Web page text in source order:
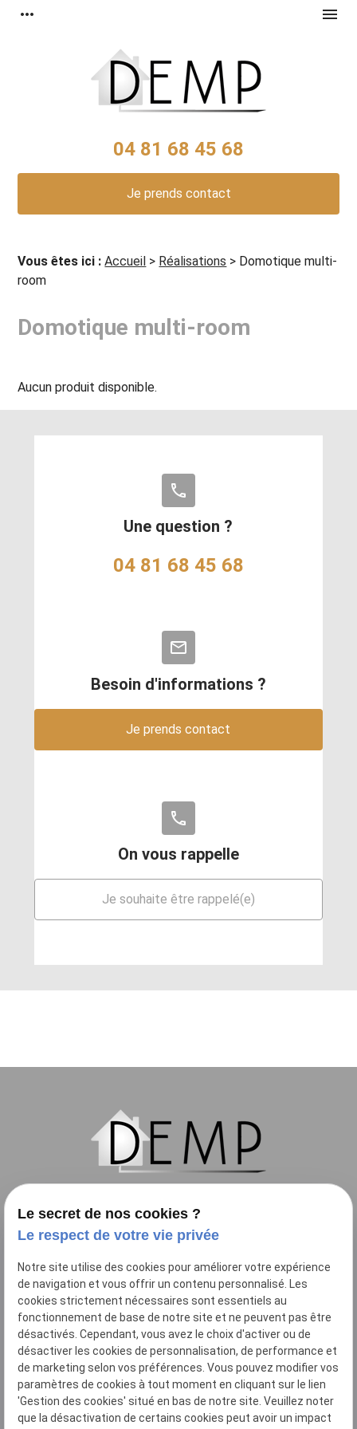
more_horiz menu
04 81 68 45 68
Je prends contact
Vous êtes ici :Accueil > Réalisations > Domotique multi-
room
Domotique multi-room
Aucun produit disponible.
phone
Une question ?
04 81 68 45 68
mail_outline
Besoin d'informations ?
Je prends contact
phone
On vous rappelle
Je souhaite être rappelé(e)
04 81 68 45 68
232 Boulevard Romain Rolland
13010 MARSEILLE
Panneau de gestion des cookies
Le secret de nos cookies ?
Le respect de votre vie privée
Notre site utilise des cookies pour améliorer votre expérience
de navigation et vous offrir un contenu personnalisé. Les
cookies strictement nécessaires sont essentiels au
fonctionnement de base de notre site et ne peuvent pas être
désactivés. Cependant, vous avez le choix d'activer ou de
désactiver les cookies de personnalisation, de performance et
de marketing selon vos préférences. Vous pouvez modifier vos
paramètres de cookies à tout moment en cliquant sur le lien
'Gestion des cookies' situé en bas de notre site. Veuillez noter
que la désactivation de certains cookies peut avoir un impact